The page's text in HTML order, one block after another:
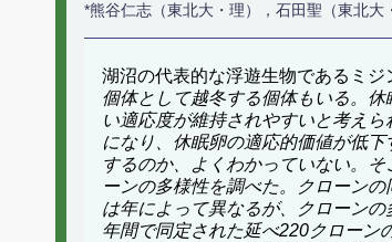
*熊谷仁志（東北大・理），石田聖（東北大
湖沼の代表的な浮遊生物であるミジ
個体として越冬する個体もいる。
い適応度が維持されやすいと考え
になり、休眠卵の適応的価値が低
するのか、よくわかっていない。
ーンの多様性を調べた。クローン
は年によって異なるが、クローン
年間で同定された延べ220クローン